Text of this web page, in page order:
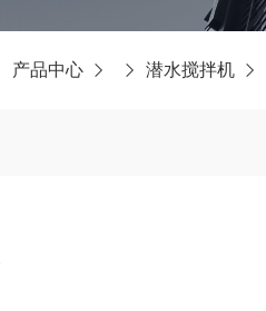
产品中心 潜水搅拌机